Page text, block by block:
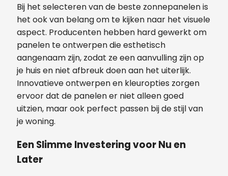
Bij het selecteren van de beste zonnepanelen is
het ook van belang om te kijken naar het visuele
aspect. Producenten hebben hard gewerkt om
panelen te ontwerpen die esthetisch
aangenaam zijn, zodat ze een aanvulling zijn op
je huis en niet afbreuk doen aan het uiterlijk.
Innovatieve ontwerpen en kleuropties zorgen
ervoor dat de panelen er niet alleen goed
uitzien, maar ook perfect passen bij de stijl van
je woning.
Een Slimme Investering voor Nu en
Later